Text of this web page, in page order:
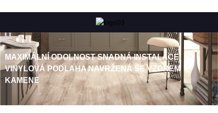
MAXIMÁLNÍ ODOLNOST SNADNÁ INSTALACE
VINYLOVÁ PODLAHA NAVRŽENÁ SE VZOREM
KAMENE